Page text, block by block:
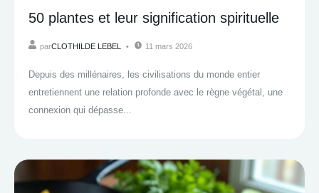
50 plantes et leur signification spirituelle
parCLOTHILDE LEBEL 11 mars 2026
Depuis des millénaires, les civilisations du monde entier
entretiennent une relation profonde avec le règne végétal, une
connexion qui dépasse...